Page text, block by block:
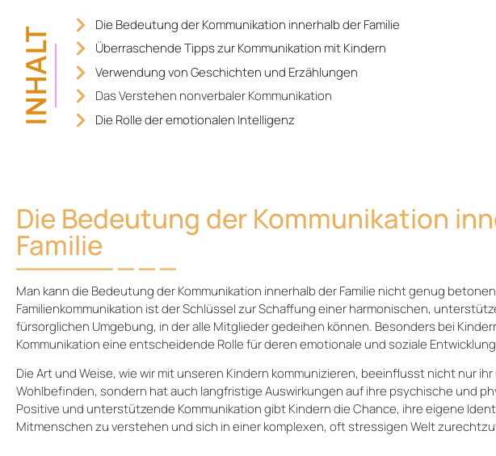
INHALT
Die Bedeutung der Kommunikation innerhalb der Familie
Überraschende Tipps zur Kommunikation mit Kindern
Verwendung von Geschichten und Erzählungen
Das Verstehen nonverbaler Kommunikation
Die Rolle der emotionalen Intelligenz
Die Bedeutung der Kommunikation
Familie
Man kann die Bedeutung der Kommunikation innerhalb der Familie nicht genug
Familienkommunikation ist der Schlüssel zur Schaffung einer harmonischen,
fürsorglichen Umgebung, in der alle Mitglieder gedeihen können. Besonders bei
Kommunikation eine entscheidende Rolle für deren emotionale und soziale
Die Art und Weise, wie wir mit unseren Kindern kommunizieren, beeinflusst nicht nur
Wohlbefinden, sondern hat auch langfristige Auswirkungen auf ihre psychische und
Positive und unterstützende Kommunikation gibt Kindern die Chance, ihre eigene
Mitmenschen zu verstehen und sich in einer komplexen, oft stressigen Welt